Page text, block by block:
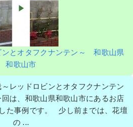
ンとオタフクナンテン～ 和歌山県
和歌山市
レッドロビンとオタフクナンテン
は、和歌山県和歌山市にあるお店
た事例です。 少し前までは、花壇
の ...